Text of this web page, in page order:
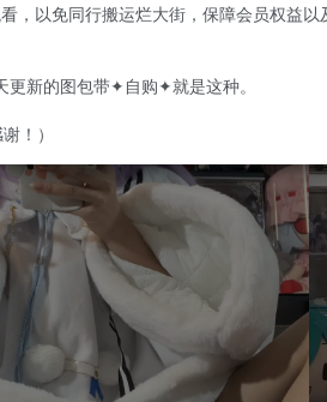
，以免同行搬运烂大街，保障会员权益以
新的图包带✦自购✦就是这种。
！）